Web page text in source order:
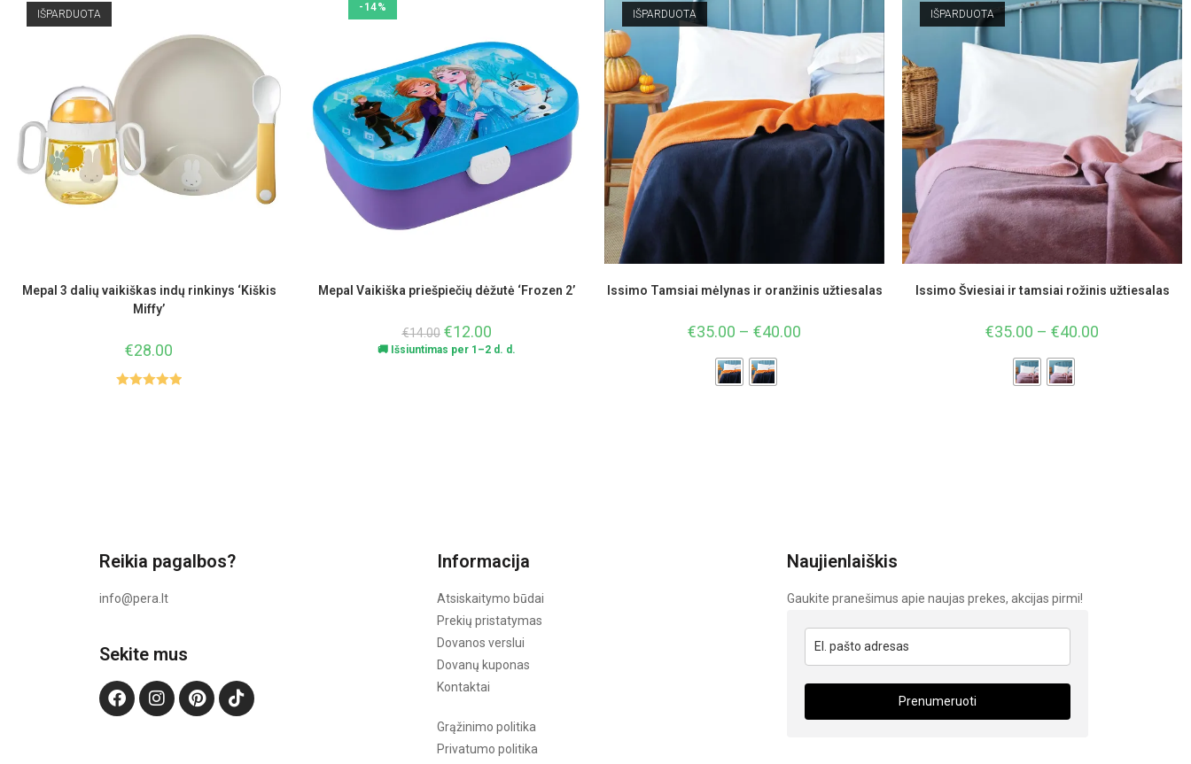
IŠPARDUOTA
Mepal 3 dalių vaikiškas indų rinkinys ‘Kiškis
Miffy’
€28.00
-14%
Mepal Vaikiška priešpiečių dėžutė ‘Frozen 2’
€14.00 €12.00
🚚 Išsiuntimas per 1–2 d. d.
IŠPARDUOTA
Issimo Tamsiai mėlynas ir oranžinis užtiesalas
€35.00 – €40.00
IŠPARDUOTA
Issimo Šviesiai ir tamsiai rožinis užtiesalas
€35.00 – €40.00
Reikia pagalbos?
info@pera.lt
Sekite mus
Informacija
Atsiskaitymo būdai
Prekių pristatymas
Dovanos verslui
Dovanų kuponas
Kontaktai
Grąžinimo politika
Privatumo politika
Naujienlaiškis
Gaukite pranešimus apie naujas prekes, akcijas pirmi!
Prenumeruoti